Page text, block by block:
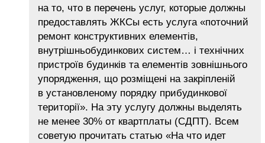
на то, что в перечень услуг, которые должны
предоставлять ЖКСы есть услуга «поточний
ремонт конструктивних елементів,
внутрішньобудинкових систем… і технічних
пристроїв будинків та елементів зовнішнього
упорядження, що розміщені на закріпленій
в установленому порядку прибудинкової
території». На эту услугу должны выделять
не менее 30% от квартплаты (СДПТ). Всем
советую прочитать статью «На что идет